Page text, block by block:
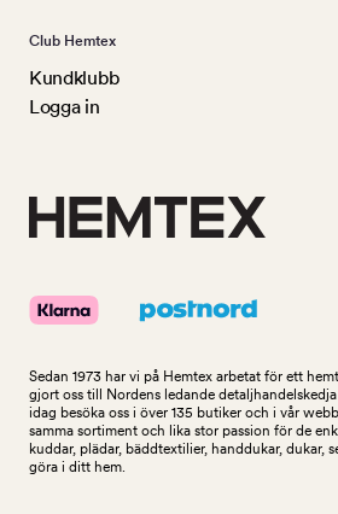
Club Hemtex
Kundklubb
Logga in
Sedan 1973 har vi på Hemtex arbetat för ett
gjort oss till Nordens ledande
idag besöka oss i över 135 butiker och i vår
samma sortiment och lika stor passion för de
kuddar, plädar, bäddtextilier, handdukar, dukar,
göra i ditt hem.